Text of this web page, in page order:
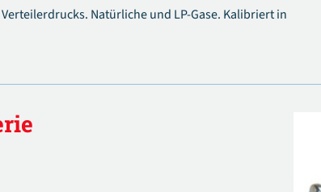
Natürliche und LP-Gase. Kalibriert in